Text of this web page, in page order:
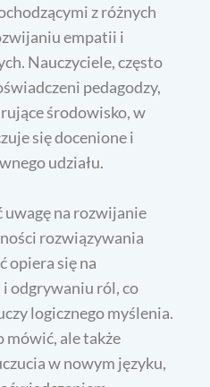
z różnych
empatii i
Nauczyciele, często
pedagodzy,
środowisko, w
się docenione i
udziału.
na rozwijanie
rozwiązywania
opiera się na
odgrywaniu ról, co
logicznego myślenia.
mówić, ale także
w nowym języku,